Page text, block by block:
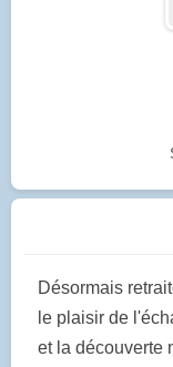
Désormais
le plaisir de
et la découverte